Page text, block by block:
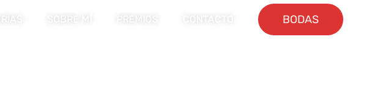
SOBRE MÍ PREMIOS BODAS